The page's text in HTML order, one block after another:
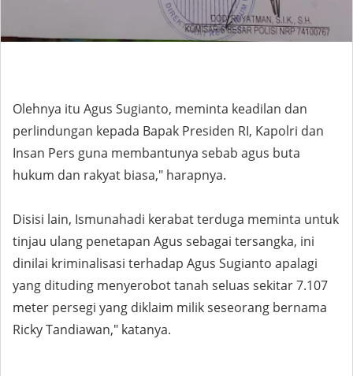
Olehnya itu Agus Sugianto, meminta keadilan dan
perlindungan kepada Bapak Presiden RI, Kapolri dan
Insan Pers guna membantunya sebab agus buta
hukum dan rakyat biasa," harapnya.
Disisi lain, Ismunahadi kerabat terduga meminta untuk
tinjau ulang penetapan Agus sebagai tersangka, ini
dinilai kriminalisasi terhadap Agus Sugianto apalagi
yang dituding menyerobot tanah seluas sekitar 7.107
meter persegi yang diklaim milik seseorang bernama
Ricky Tandiawan," katanya.